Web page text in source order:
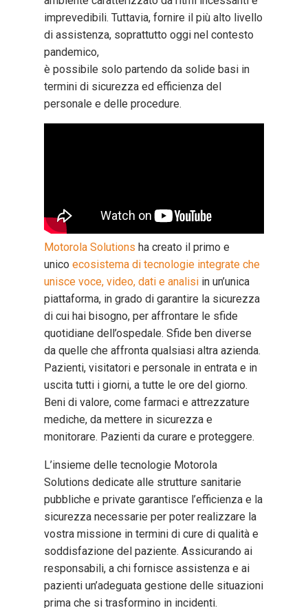
imprevedibili. Tuttavia, fornire il più alto livello
di assistenza, soprattutto oggi nel contesto
pandemico,
è possibile solo partendo da solide basi in
termini di sicurezza ed efficienza del
personale e delle procedure.
Motorola Solutions ha creato il primo e
unico ecosistema di tecnologie integrate che
unisce voce, video, dati e analisi in un’unica
piattaforma, in grado di garantire la sicurezza
di cui hai bisogno, per affrontare le sfide
quotidiane dell’ospedale. Sfide ben diverse
da quelle che affronta qualsiasi altra azienda.
Pazienti, visitatori e personale in entrata e in
uscita tutti i giorni, a tutte le ore del giorno.
Beni di valore, come farmaci e attrezzature
mediche, da mettere in sicurezza e
monitorare. Pazienti da curare e proteggere.
L’insieme delle tecnologie Motorola
Solutions dedicate alle strutture sanitarie
pubbliche e private garantisce l’efficienza e la
sicurezza necessarie per poter realizzare la
vostra missione in termini di cure di qualità e
soddisfazione del paziente. Assicurando ai
responsabili, a chi fornisce assistenza e ai
pazienti un’adeguata gestione delle situazioni
prima che si trasformino in incidenti.